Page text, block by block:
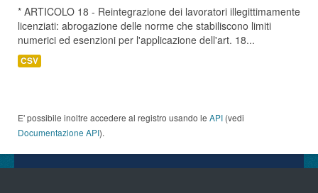
* ARTICOLO 18 - Reintegrazione dei lavoratori illegittimamente
licenziati: abrogazione delle norme che stabiliscono limiti
numerici ed esenzioni per l'applicazione dell'art. 18...
CSV
E' possibile inoltre accedere al registro usando le API (vedi
Documentazione API).